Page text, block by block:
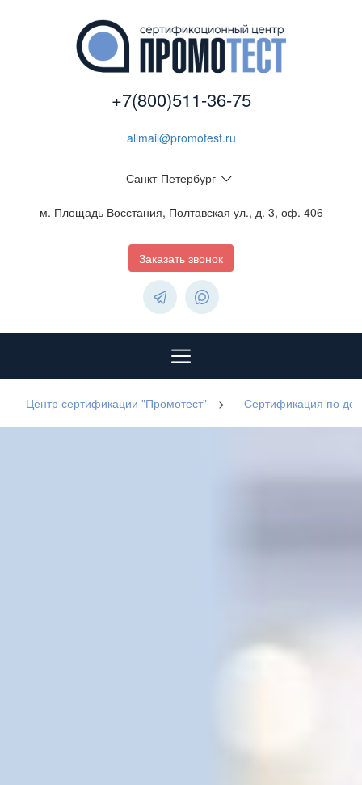
+7(800)511-36-75
allmail@promotest.ru
Санкт-Петербург
м. Площадь Восстания, Полтавская ул., д. 3, оф. 406
Заказать звонок
Центр сертификации "Промотест" > Сертификация по